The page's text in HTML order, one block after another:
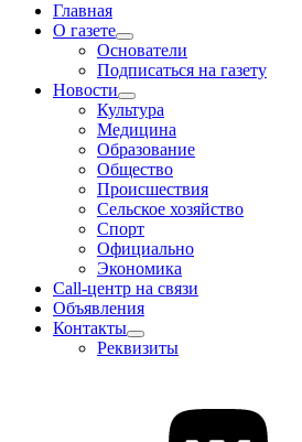
Главная
О газете
Основатели
Подписаться на газету
Новости
Культура
Медицина
Образование
Общество
Происшествия
Сельское хозяйство
Спорт
Официально
Экономика
Call-центр на связи
Объявления
Контакты
Реквизиты